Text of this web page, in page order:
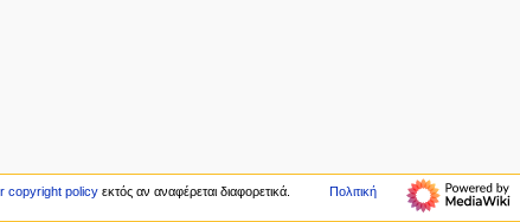
copyright policyεκτός αν αναφέρεται διαφορετικά.
Πολιτική